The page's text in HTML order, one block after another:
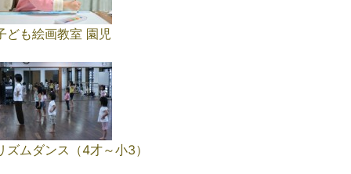
ども絵画教室 園児
ズムダンス（4才～小3）